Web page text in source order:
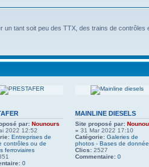
un tant soit peu des TTX, des trains de contrôles
par: Nounours
2022 12:52
Entreprises de
contrôles ou de
ferroviaires
0
MAINLINE DIESELS
Site proposé par:
» 31 Mar 2022 17:10
Catégorie: Galeries de
photos - Bases de
Clics: 2527
Commentaire: 0